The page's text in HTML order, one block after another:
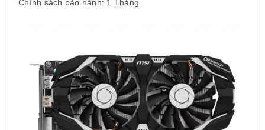
Chính sách bảo hành: 1 Tháng